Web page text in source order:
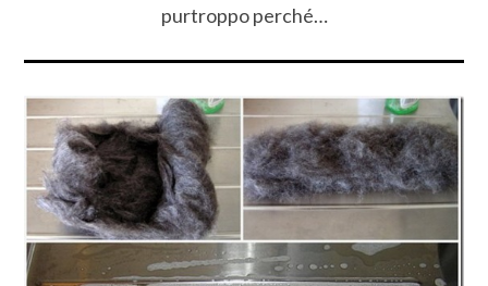
purtroppo perché…